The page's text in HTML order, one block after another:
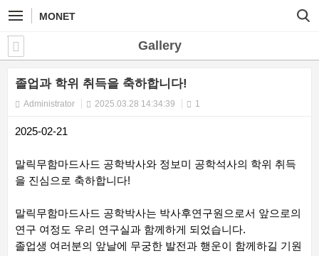
MONET
Gallery
졸업과 학위 취득을 축하합니다!
Administrator 2025.03.28 14:34:39 1
2025-02-21
말릭무함마드사드 공학박사와 정보미 공학석사의 학위 취득
을 진심으로 축하합니다!
말릭무함마드사드 공학박사는 박사후연구원으로서 앞으로의
연구 여정도 우리 연구실과 함께하게 되었습니다.
졸업생 여러분의 앞날에 무궁한 발전과 행운이 함께하길 기원